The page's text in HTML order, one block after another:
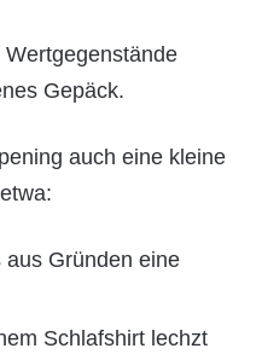
Gepäck.
auch eine kleine
Gründen eine
Schlafshirt lechzt